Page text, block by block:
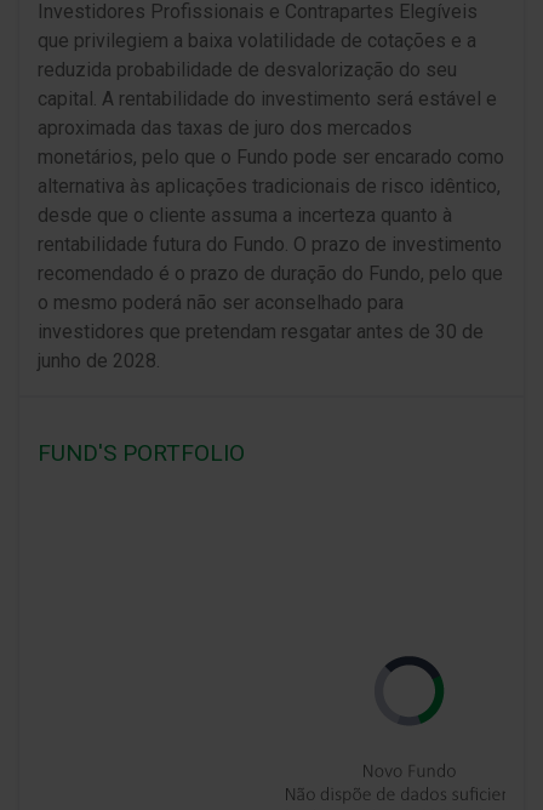
Investidores Profissionais e Contrapartes Elegíveis
que privilegiem a baixa volatilidade de cotações e a
reduzida probabilidade de desvalorização do seu
capital. A rentabilidade do investimento será estável e
aproximada das taxas de juro dos mercados
monetários, pelo que o Fundo pode ser encarado como
alternativa às aplicações tradicionais de risco idêntico,
desde que o cliente assuma a incerteza quanto à
rentabilidade futura do Fundo. O prazo de investimento
recomendado é o prazo de duração do Fundo, pelo que
o mesmo poderá não ser aconselhado para
investidores que pretendam resgatar antes de 30 de
junho de 2028.
FUND'S PORTFOLIO